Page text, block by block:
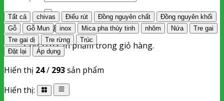
kiếm:
Giỏ hàng
Chưa có sản phẩm trong giỏ hàng.
Tất cả chivas Điếu rút Đồng nguyên chất
Đồng nguyên khối
Gỗ
Gỗ Mun inox Mica pha thủy tinh nhôm Nứa
Tre gai
Tre gai dị
Tre rừng
Trúc
Đặt lại
Áp dụng
Hiển thị 24/ 293sản phẩm
Hiển thị: